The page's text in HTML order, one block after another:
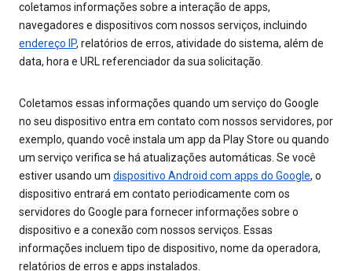
coletamos informações sobre a interação de apps,
navegadores e dispositivos com nossos serviços, incluindo
endereço IP, relatórios de erros, atividade do sistema, além de
data, hora e URL referenciador da sua solicitação.
Coletamos essas informações quando um serviço do Google
no seu dispositivo entra em contato com nossos servidores, por
exemplo, quando você instala um app da Play Store ou quando
um serviço verifica se há atualizações automáticas. Se você
estiver usando um dispositivo Android com apps do Google, o
dispositivo entrará em contato periodicamente com os
servidores do Google para fornecer informações sobre o
dispositivo e a conexão com nossos serviços. Essas
informações incluem tipo de dispositivo, nome da operadora,
relatórios de erros e apps instalados.